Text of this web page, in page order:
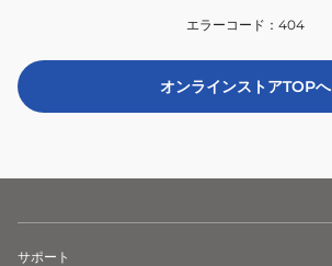
エラーコード： 404
オンラインストアTOPへ
サポート